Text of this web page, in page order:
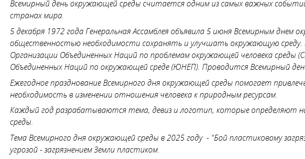
Всемирный день окружающей среды считается одним из самых важных
странах мира.
5 декабря 1972 года Генеральная Ассамблея объявила 5 июня Всемирным днем
общественностью необходимости сохранять и улучшать окружающую
Организации Объединенных Наций по проблемам окружающей человека среды
Объединенных Наций по окружающей среде (ЮНЕП). Проводится Всемирный
Ежегодное празднование Всемирного дня окружающей среды помогает
необходимость в изменении отношения человека к природным ресурсам.
Каждый год разрабатываются тема, девиз и логотип, которые определяют
среды.
Тема Всемирного дня окружающей среды в 2025 году - "Бой пластиковому
угрозой - загрязнением Земли пластиком.